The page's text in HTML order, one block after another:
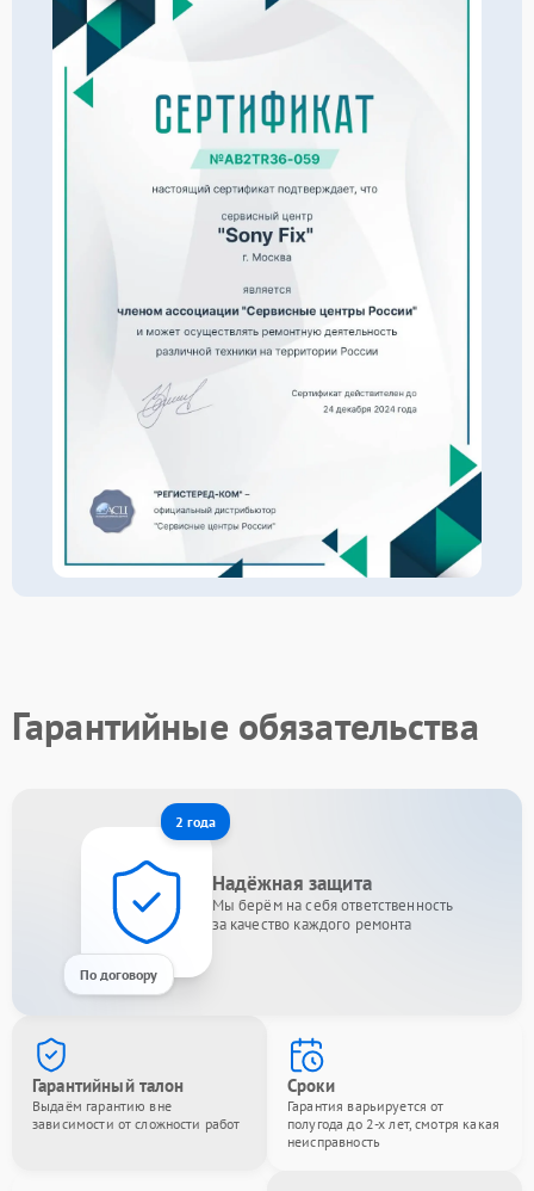
Гарантийные обязательства
2 года
По договору
Надёжная защита
Мы берём на себя ответственность
за качество каждого ремонта
Гарантийный талон
Выдаём гарантию вне
зависимости от сложности работ
Сроки
Гарантия варьируется от
полугода до 2-х лет, смотря какая
неисправность